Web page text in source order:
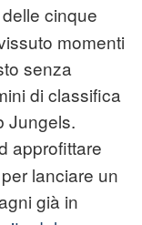
cinque
momenti
senza
di classifica
Jungels.
approfittare
lanciare un
già in